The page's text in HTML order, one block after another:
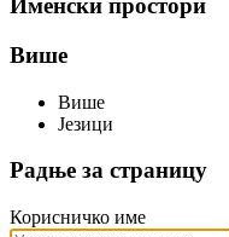
Именски простори
Више
Више
Језици
Радње за страницу
Корисничко име